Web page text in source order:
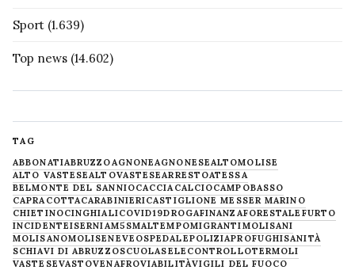
Sport (1.639)
Top news (14.602)
TAG
ABBONATIABRUZZOAGNONEAGNONESEALTOMOLISE
ALTO VASTESEALTOVASTESEARRESTOATESSA
BELMONTE DEL SANNIOCACCIACALCIOCAMPOBASSO
CAPRACOTTACARABINIERICASTIGLIONE MESSER MARINO
CHIETINOCINGHIALICOVID19DROGAFINANZAFORESTALE FURTO
INCIDENTEISERNIAM5SMALTEMPOMIGRANTIMOLISANI
MOLISANOMOLISENEVE OSPEDALEPOLIZIAPROFUGHISANITÀ
SCHIAVI DI ABRUZZOSCUOLASELECONTROLLOTERMOLI
VASTESEVASTOVENAFROVIABILITÀVIGILI DEL FUOCO